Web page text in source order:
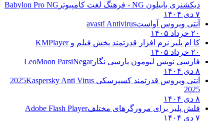
دیکشنری بابیلون NG - فرهنگ لغت کامپیوتر
Babylon Pro NG
۷ دی ۱۴۰۴
آنتی ویروس آواستavast! Antivirus
۲۰ خرداد ۱۴۰۵
کا ام پلیر نرم افزار قدرتمند پخش فیلم وKMPlayer
۲۰ خرداد ۱۴۰۵
فارسی نویس لیومون پارسی نگارLeoMoon ParsiNegar
۸ دی ۱۴۰۴
آنتی ویروس قدرتمند کسپرسکی 2025 Kaspersky Anti Virus
2025
۸ دی ۱۴۰۴
فلش پلیر برای مرورگرهای مختلفAdobe Flash Player
۷ دی ۱۴۰۴